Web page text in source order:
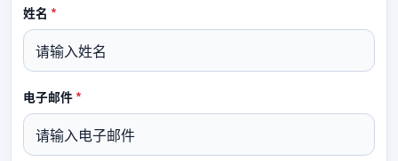
姓名 *必填
电子邮件*必填